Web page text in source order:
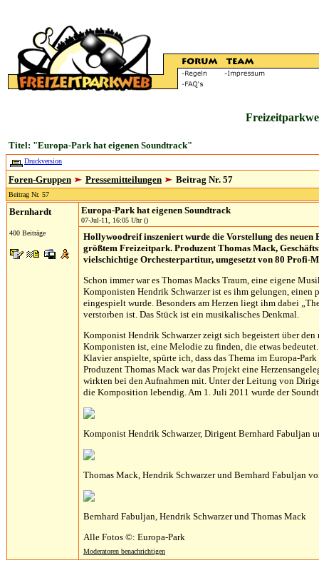
Titel: "Europa-Park hat eigenen Soundtrack"
Druckversion
Foren-Gruppen Pressemitteilungen Beitrag Nr. 57
Beitrag Nr. 57
Bernhardt
400 Beiträge
Europa-Park hat eigenen Soundtrack
07-Jul-11, 16:05 Uhr ()
Hollywoodreif inszeniert wurde die Vorstellung des
größtem Freizeitpark. Produzent Thomas Mack,
vielschichtige Orchesterpartitur, umgesetzt von 80 Profi-
Schon immer war es Thomas Macks Traum, eine eigene
Komponisten Hendrik Schwarzer ist es ihm gelungen,
eingespielt wurde. Besonders am Herzen liegt ihm dabei
verstorben ist. Das Stück ist ein musikalisches Denkmal.
Komponist Hendrik Schwarzer zeigt sich begeistert über
Komponisten ist, eine Melodie zu finden, die etwas
Klavier anspielte, spürte ich, dass das Thema im Europa-
Produzent Thomas Mack war das Projekt eine
wirkten bei den Aufnahmen mit. Unter der Leitung von
die Komposition lebendig. Am 1. Juli 2011 wurde der
Komponist Hendrik Schwarzer, Dirigent Bernhard Fabuljan
Thomas Mack, Hendrik Schwarzer und Bernhard Fabuljan
Bernhard Fabuljan, Hendrik Schwarzer und Thomas Mack
Alle Fotos ©: Europa-Park
Moderatoren benachrichtigen